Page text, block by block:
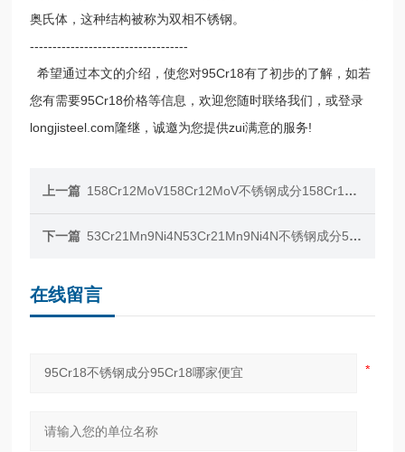
奥氏体，这种结构被称为双相不锈钢。
-----------------------------------
希望通过本文的介绍，使您对95Cr18有了初步的了解，如若
您有需要95Cr18价格等信息，欢迎您随时联络我们，或登录
longjisteel.com隆继，诚邀为您提供zui满意的服务!
上一篇 158Cr12MoV158Cr12MoV不锈钢成分158Cr12MoV哪家便宜
下一篇 53Cr21Mn9Ni4N53Cr21Mn9Ni4N不锈钢成分53Cr21Mn9Ni4N哪家便宜
在线留言